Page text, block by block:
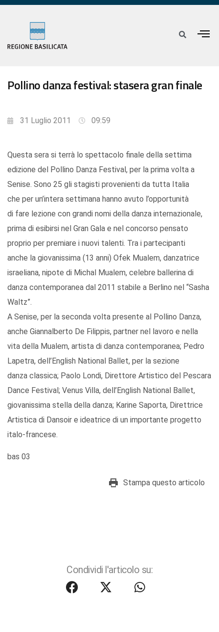
Pollino danza festival: stasera gran finale
31 Luglio 2011 09:59
Questa sera si terrà lo spettacolo finale della settima
edizione del Pollino Danza Festival, per la prima volta a
Senise. Sono 25 gli stagisti provenienti da tutta Italia
che per un’intera settimana hanno avuto l’opportunità
di fare lezione con grandi nomi della danza internazionale,
prima di esibirsi nel Gran Gala e nel concorso pensato
proprio per premiare i nuovi talenti. Tra i partecipanti
anche la giovanissima (13 anni) Ofek Mualem, danzatrice
israeliana, nipote di Michal Mualem, celebre ballerina di
danza contemporanea dal 2011 stabile a Berlino nel “Sasha
Waltz”.
A Senise, per la seconda volta presente al Pollino Danza,
anche Giannalberto De Filippis, partner nel lavoro e nella
vita della Mualem, artista di danza contemporanea; Pedro
Lapetra, dell’English National Ballet, per la sezione
danza classica; Paolo Londi, Direttore Artistico del Pescara
Dance Festival; Venus Villa, dell’English National Ballet,
giovanissima stella della danza; Karine Saporta, Direttrice
Artistica di Dansoir e ideatrice di un importante progetto
italo-francese.
bas 03
Stampa questo articolo
Condividi l'articolo su: